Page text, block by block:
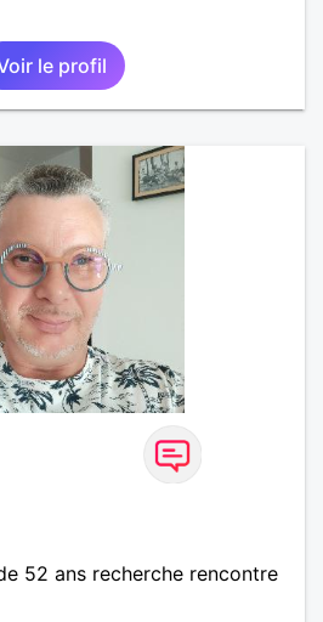
le profil
52 ans recherche rencontre